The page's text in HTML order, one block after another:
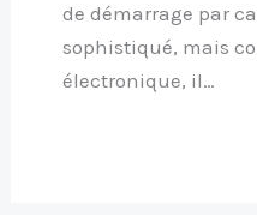
de démarrage par
sophistiqué, mais
électronique, il…